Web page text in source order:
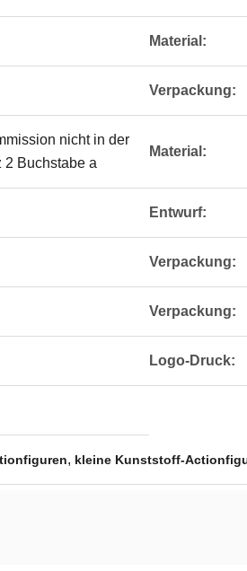
Material:
Verpackung:
nicht in der
2 Buchstabe a
Material:
Entwurf:
Verpackung:
Verpackung:
Logo-Druck:
, kleine Kunststoff-